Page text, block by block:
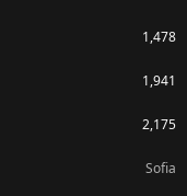
1,478
1,941
2,175
Sofia